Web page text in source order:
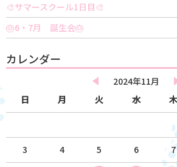
🎨サマースクール1日目🎨
🎂6・7月 誕生会🎂
カレンダー
2024年11月
日
月 火 水 木
3 4 5 6 7